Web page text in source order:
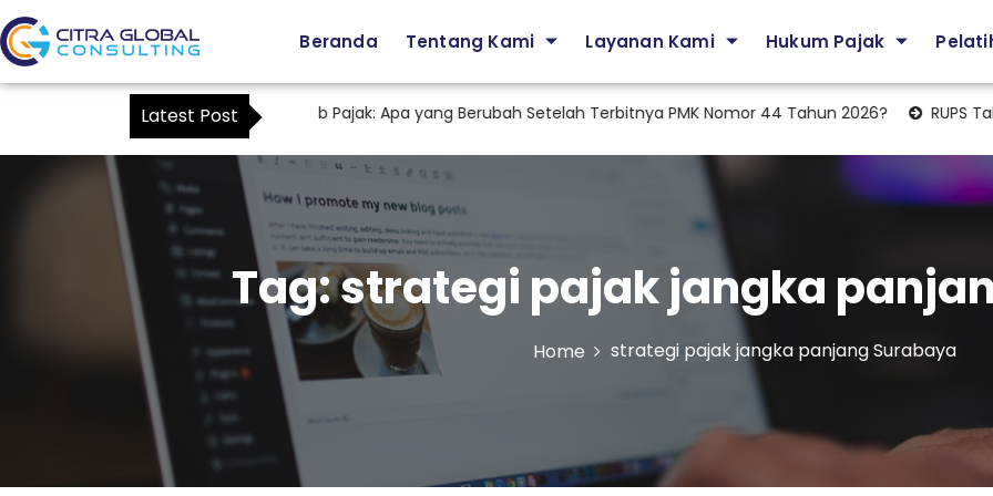
Beranda Tentang Kami Layanan Kami Hukum Pajak
Latest Post
Staf Tax sebagai Kuasa Wajib Pajak: Apa yang Berubah Setelah Terbitnya PMK Nomor 44 Tahun 2026? RUPS
Tag:strategi pajak jangka
Home strategi pajak jangka panjang Surabaya